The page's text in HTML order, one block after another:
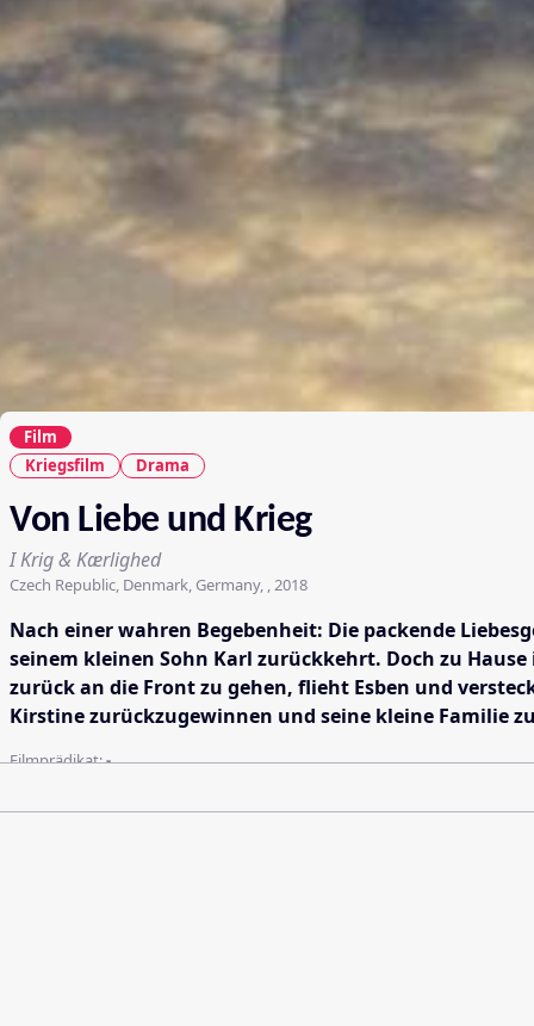
Film
Kriegsfilm
Drama
Von Liebe und Krieg
I Krig & Kærlighed
Czech Republic, Denmark, Germany, , 2018
Nach einer wahren Begebenheit: Die packende
seinem kleinen Sohn Karl zurückkehrt. Doch zu
zurück an die Front zu gehen, flieht Esben und
Kirstine zurückzugewinnen und seine kleine Familie
Filmprädikat:-